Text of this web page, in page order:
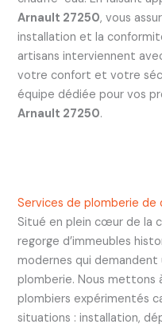
Arnault 27250, vous
installation et la
artisans interviennent
votre confort et votre
équipe dédiée pour vos
Arnault 27250.
Services de plomberie de
Situé en plein cœur de la
regorge d’immeubles
modernes qui
plomberie. Nous mettons
plombiers expérimentés
situations : installation,